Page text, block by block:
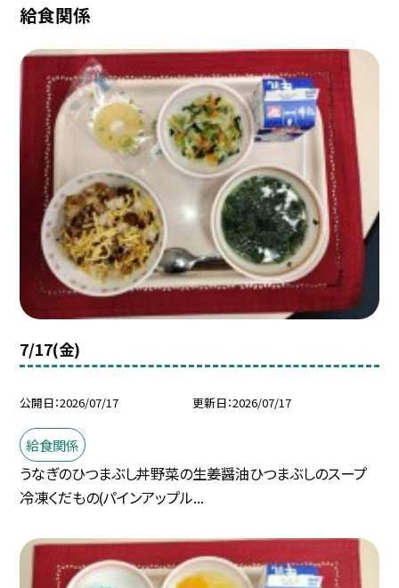
給食関係
7/17(金)
公開日 2026/07/17 更新日 2026/07/17
給食関係
うなぎのひつまぶし丼野菜の生姜醤油ひつまぶしのスープ
冷凍くだもの(パインアップル...